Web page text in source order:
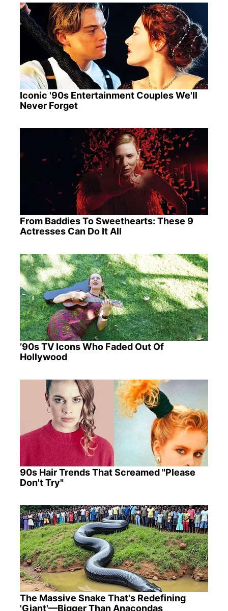
Iconic '90s Entertainment Couples We'll
Never Forget
From Baddies To Sweethearts: These 9
Actresses Can Do It All
’90s TV Icons Who Faded Out Of
Hollywood
90s Hair Trends That Screamed "Please
Don't Try"
The Massive Snake That's Redefining
'Giant'—Bigger Than Anacondas